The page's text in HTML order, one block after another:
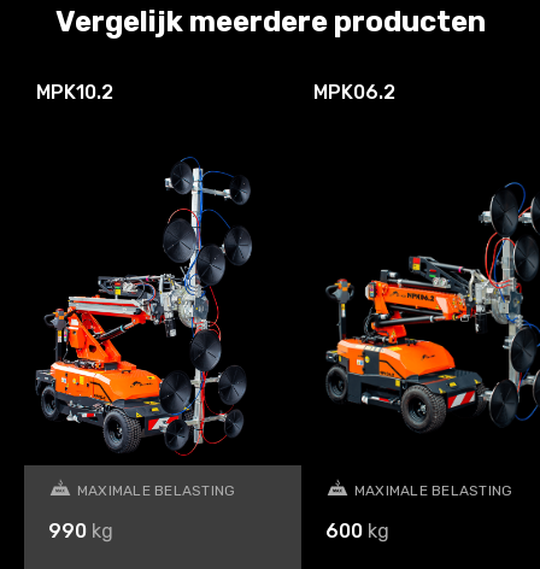
Vergelijk meerdere producten
MPK10.2
MAXIMALE BELASTING
990 kg
MPK06.2
MAXIMALE BELASTING
600 kg